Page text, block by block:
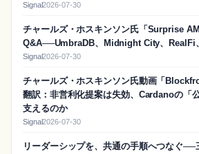
Signal2026-07-30
チャールズ・ホスキンソン氏「Surprise
Q&A──UmbraDB、Midnight City、RealFi
Signal2026-07-30
チャールズ・ホスキンソン氏動画「
翻訳：非営利化提案は失効、Cardanoの「
支えるのか
Signal2026-07-30
リーダーシップを、共通の手順へつなぐ